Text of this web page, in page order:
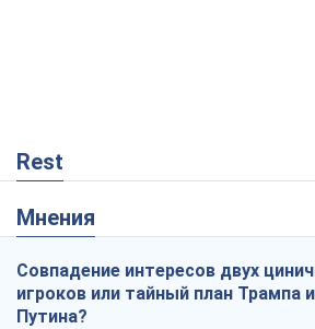
Rest
Мнения
Совпадение интересов двух
игроков или тайный план Трампа и
Путина?